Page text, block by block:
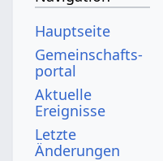
Hauptseite
Gemeinschafts­
portal
Aktuelle
Ereignisse
Letzte
Änderungen